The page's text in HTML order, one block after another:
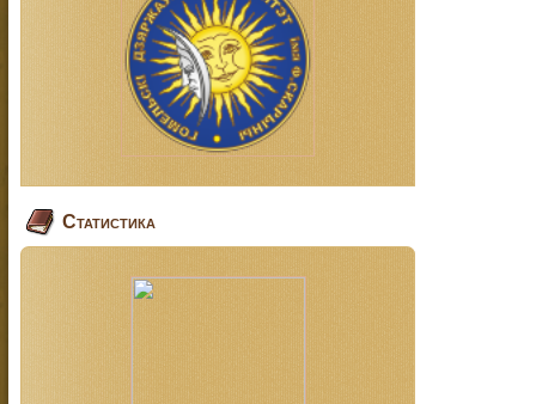
Статистика